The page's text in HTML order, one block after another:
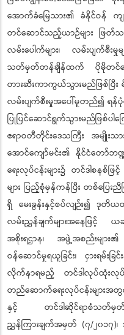
အောက်ခံမြေသား၏ ခံနိုင်ဝန်
တင်ဆောင်သည့်ယာဉ်များ ဖြတ်သ
လမ်းပေါက်များ၊ လမ်းပျက်စီး
သတ်မှတ်တန်ချိန်ထက် ပိုမိုတင်ဆ
တားဆီးကာကွယ်သွားမည်ဖြစ်ပြီ
လမ်းပျက်စီးမှုအပေါ်မူတည်၍ ရန်ပုံ
ပြုပြင်ဆောင်ရွက်သွားမည်ဖြစ်ပါက
ဧရာဝတီတိုင်းဒေသကြီး အမျို
အောင်ကျော်မင်း၏ နိုင်ငံတော်
ရေးလုပ်ငန်းများ၌ တင်ဒါစနစ်ဖ
များ ပြည့်စုံမှန်ကန်ပြီး တစ်ပြေး
ရှိ‌ မေးခွန်းနှင့်စပ်လျဉ်း၍ ဒုတိ
လမ်းညွှန်ချက်များအနေဖြင့်
အစိုးရဌာန၊ အဖွဲ့အစည်းများ
ဝန်ဆောင်မှုရယူခြင်း၊ ငှားရမ်းခြ
လိုက်နာရမည့် တင်ဒါလုပ်ထုံးလုပ်
တည်ဆောက်ရေးလုပ်ငန်းများအတွ
နှင့် တင်ဒါဆိုင်ရာစံသတ်မှ
ညွှန်ကြားချက်အမှတ် (၇/၂၀၁၇)၊